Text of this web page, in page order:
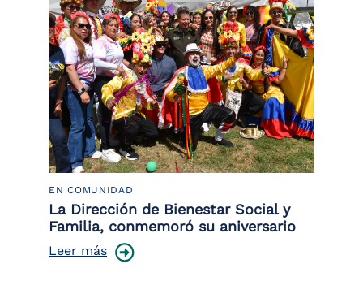
EN COMUNIDAD
La Dirección de Bienestar Social y
Familia, conmemoró su aniversario
Leer más